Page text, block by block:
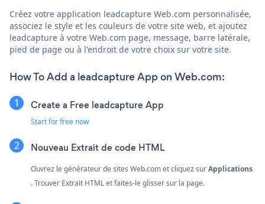
Créez votre application leadcapture Web.com personnalisée,
associez le style et les couleurs de votre site web, et ajoutez
leadcapture à votre Web.com page, message, barre latérale,
pied de page ou à l'endroit de votre choix sur votre site.
How To Add a leadcapture App on Web.com:
Create a Free leadcapture App
Start for free now
Nouveau Extrait de code HTML
Ouvrez le générateur de sites Web.com et cliquez surApplications
. Trouver Extrait HTML et faites-le glisser sur la page.